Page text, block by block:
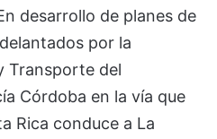
desarrollo de planes de
por la
Transporte del
Córdoba en la vía que
Rica conduce a La